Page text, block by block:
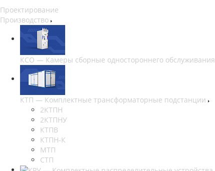
Проектирование
Производство
КСО — Камеры сборные одностороннего обслуживания
КТП — Комплектные трансформаторные подстанции
2КТПН
2КТПНУ
КТПВ
КТПН-К
МТП
СТП